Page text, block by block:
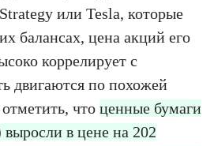
или Tesla, которые
балансах, цена акций его
коррелирует с
двигаются по похожей
что ценные бумаги
в цене на 202